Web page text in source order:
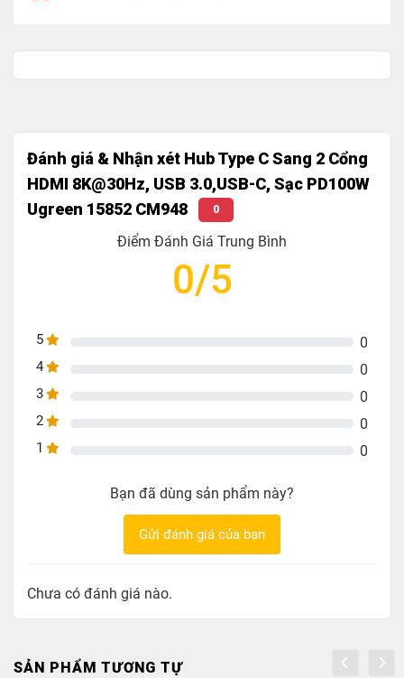
Hỗ trợ Mirro Mode trên Mac OS
Lưu Ý:
ảnh tối đa chỉ hỗ trợ 4k@60hz
đến 120Hz
Đánh giá & Nhận xét Hub Type C Sang 2 Cổng
HDMI 8K@30Hz, USB 3.0,USB-C, Sạc PD100W
Ugreen 15852 CM948
0
Điểm Đánh Giá Trung Bình
0/5
5 0
4 0
3 0
2 0
1 0
Bạn đã dùng sản phẩm này?
Gửi đánh giá của bạn
Chưa có đánh giá nào.
SẢN PHẨM TƯƠNG TỰ